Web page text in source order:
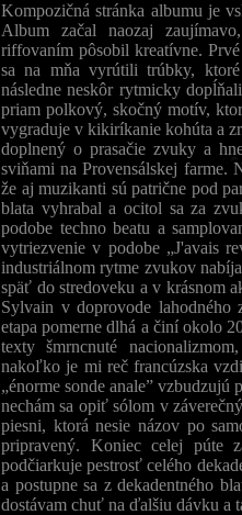
Kompozičná stránka albumu je
Album začal naozaj
riffovaním pôsobil kreatívne.
sa na mňa vyrútili trúbky,
následne neskôr rytmicky
priam polkový, skočný motív,
vygraduje v kikiríkanie kohúta a
doplnený o prasačie zvuky a
sviňami na Provensálskej farme.
že aj muzikanti sú patrične pod
blata vyhrabal a ocitol sa za
podobe techno beatu a
vytriezvenie v podobe „J'avais
industriálnom rytme zvukov
späť do stredoveku a v krásnom
Sylvain v doprovode lahodného
etapa pomerne dlhá a činí okolo
texty šmrncnuté
nakoľko je mi reč francúzska
„énorme sonde anale”
nechám sa opiť sólom v
piesni, ktorá nesie názov po
pripravený. Koniec celej púte
podčiarkuje pestrosť celého
a postupne sa z dekadentného
dostávam chuť na ďalšiu dávku a